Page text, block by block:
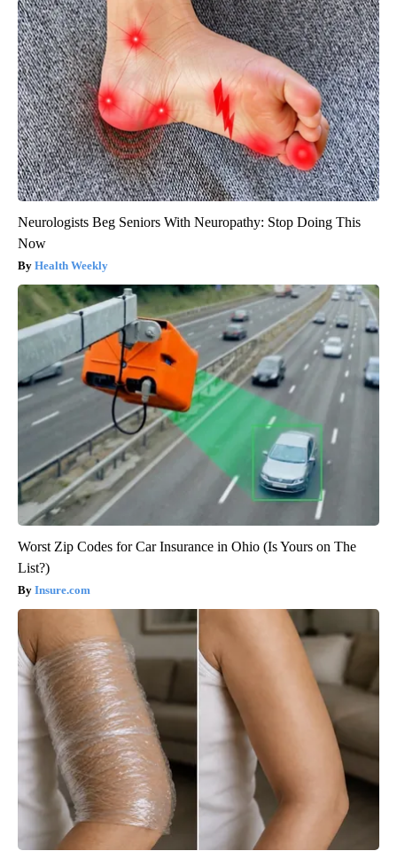
Neurologists Beg Seniors With Neuropathy: Stop Doing This
Now
Health Weekly
Worst Zip Codes for Car Insurance in Ohio (Is Yours on The
List?)
Insure.com